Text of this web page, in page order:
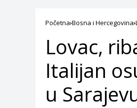
Početna Bosna i Hercegovina
Lovac,
Italijan
u